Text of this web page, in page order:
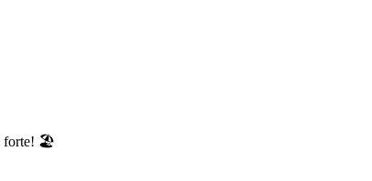
forte! 🏖